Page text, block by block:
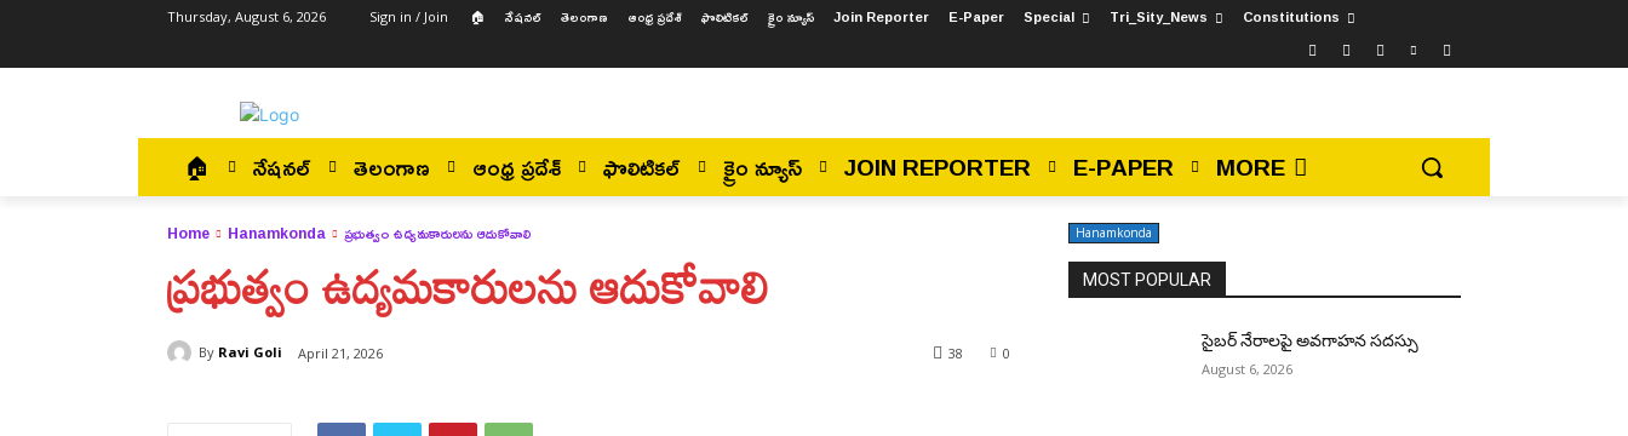
Thursday, August 6, 2026 Sign in / Join 🏠 నేషనల్ తెలంగాణ ఆంధ్ర ప్రదేశ్ ఫొలిటికల్ క్రైం న్యూస్ Join Reporter E-Paper Special Tri_Sity_News Constitutions
🏠 నేషనల్ తెలంగాణ ఆంధ్ర ప్రదేశ్ ఫొలిటికల్ క్రైం న్యూస్ JOIN REPORTER E-PAPER MORE
Home Hanamkonda ప్రభుత్వం ఉద్యమకారులను ఆదుకోవాలి Hanamkonda
ప్రభుత్వం ఉద్యమకారులను ఆదుకోవాలి
By Ravi Goli April 21, 2026 0
38
MOST POPULAR
సైబర్ నేరాలపై అవగాహన సదస్సు
August 6, 2026